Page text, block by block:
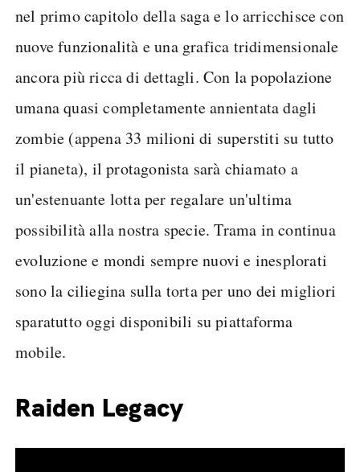
nel primo capitolo della saga e lo arricchisce con
nuove funzionalità e una grafica tridimensionale
ancora più ricca di dettagli. Con la popolazione
umana quasi completamente annientata dagli
zombie (appena 33 milioni di superstiti su tutto
il pianeta), il protagonista sarà chiamato a
un'estenuante lotta per regalare un'ultima
possibilità alla nostra specie. Trama in continua
evoluzione e mondi sempre nuovi e inesplorati
sono la ciliegina sulla torta per uno dei migliori
sparatutto oggi disponibili su piattaforma
mobile.
Raiden Legacy